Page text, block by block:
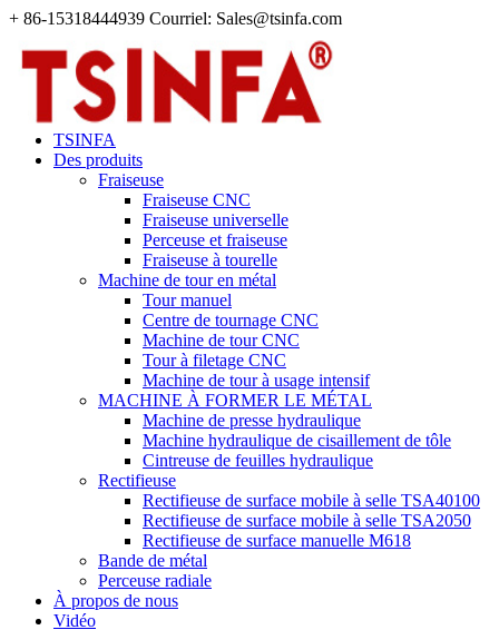
+ 86-15318444939 Courriel: Sales@tsinfa.com
TSINFA
Des produits
Fraiseuse
Fraiseuse CNC
Fraiseuse universelle
Perceuse et fraiseuse
Fraiseuse à tourelle
Machine de tour en métal
Tour manuel
Centre de tournage CNC
Machine de tour CNC
Tour à filetage CNC
Machine de tour à usage intensif
MACHINE À FORMER LE MÉTAL
Machine de presse hydraulique
Machine hydraulique de cisaillement de tôle
Cintreuse de feuilles hydraulique
Rectifieuse
Rectifieuse de surface mobile à selle TSA40100
Rectifieuse de surface mobile à selle TSA2050
Rectifieuse de surface manuelle M618
Bande de métal
Perceuse radiale
À propos de nous
Vidéo